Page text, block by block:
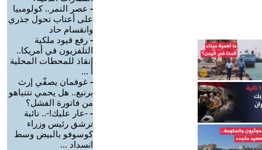
- عصر النمر.. كولومبيا
على أعتاب تحول جذري
وانقسام حاد
- رفع قيود ملكية
التلفزيون في أمريكا..
إنقاذ للمحطات المحلية
أ ...
- غوفمان يصفّي إرث
برنيع.. هل يحمي نتنياهو
من فاتورة الفشل؟
- -عار عليك!-.. نائبة
ترشق رئيس وزراء
كوسوفو بالبيض وسط
انسداد ...